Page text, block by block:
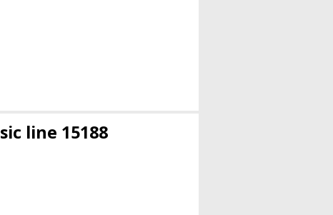
line 15188